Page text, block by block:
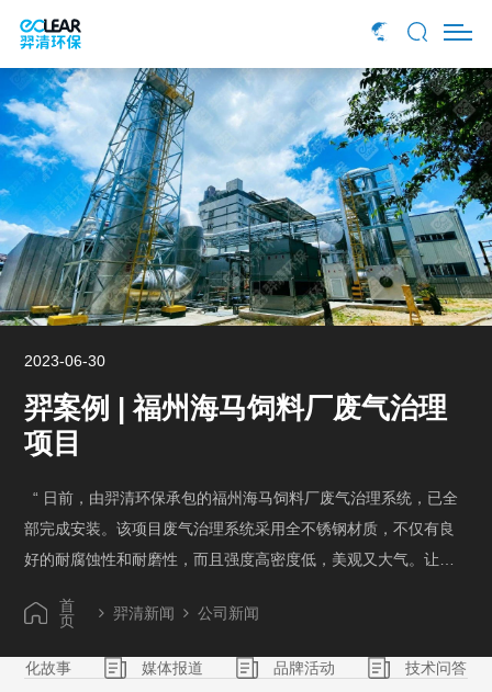
2023-06-30
羿案例 | 福州海马饲料厂废气治理
项目
“ 日前，由羿清环保承包的福州海马饲料厂废气治理系统，已全
部完成安装。该项目废气治理系统采用全不锈钢材质，不仅有良
好的耐腐蚀性和耐磨性，而且强度高密度低，美观又大气。让我
背景 随着国家对环保问题愈发重视，老百姓维权意识日益提
重灾区。 福州海马饲料有限公司（以下简称：海马饲料）是一家
首
页
羿清新闻 公司新闻
文化故事 媒体报道 品牌活动 技术问答
羿案例 | 吉林化学工业
循环经济示范园区污水除臭项目
羿案例 | 克拉玛依石油化
工工业园区污水处理厂除臭项目